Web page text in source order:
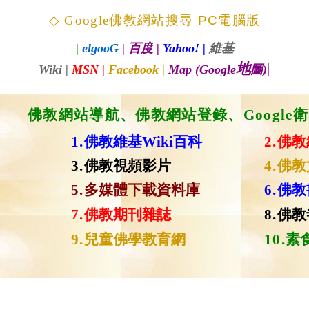
◇ Google佛教網站搜尋 PC電腦版
| elgooG | 百度 | Yahoo! | 維基
Wiki | MSN | Facebook | Map(Google地圖)|
佛教網站導航、佛教網站登錄、Google
1.佛教維基Wiki百科 2.佛
3.佛教視頻影片 4.佛
5.多媒體下載資料庫 6.佛
7.佛教期刊雜誌 8.佛
9. 兒童佛學教育網 10.素